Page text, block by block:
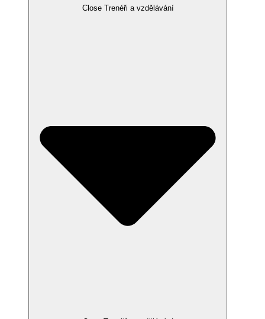
Close Trenéři a vzdělávání